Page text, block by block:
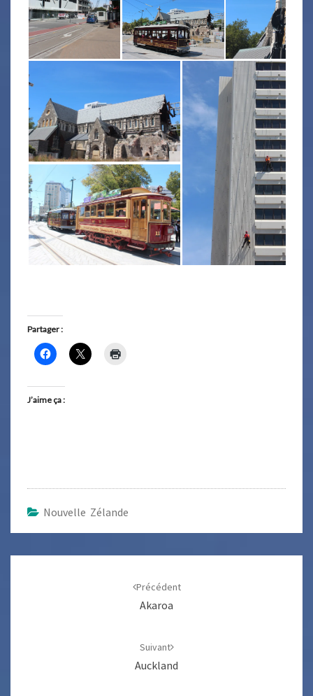
Partager :
J’aime ça :
Nouvelle Zélande
Précédent
Akaroa
Suivant
Auckland